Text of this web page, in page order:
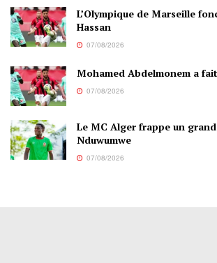
L’Olympique de Marseille
Hassan
07/08/2026
Mohamed Abdelmonem a
07/08/2026
Le MC Alger frappe un
Nduwumwe
07/08/2026